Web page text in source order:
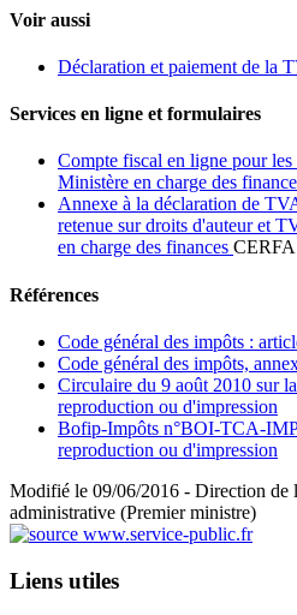
Voir aussi
Déclaration et paiement de la
Services en ligne et formulaires
Compte fiscal en ligne pour
Ministère en charge des
Annexe à la déclaration de
retenue sur droits d'auteur et
en charge des finances
Références
Code général des impôts :
Code général des impôts,
Circulaire du 9 août 2010 sur
reproduction ou d'impression
Bofip-Impôts n°BOI-TCA-IMP
reproduction ou d'impression
Modifié le 09/06/2016 - Direction de
administrative (Premier ministre)
Liens utiles